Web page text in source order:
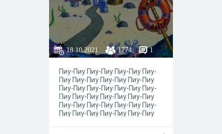
18.10.2021 1774 1
Пиу-Пиу Пиу-Пиу Пиу-Пиу Пиу-
Пиу Пиу-Пиу Пиу-Пиу Пиу-Пиу
Пиу-Пиу Пиу-Пиу Пиу-Пиу Пиу-
Пиу Пиу-Пиу Пиу-Пиу Пиу-Пиу
Пиу-Пиу Пиу-Пиу Пиу-Пиу Пиу-
Пиу Пиу-Пиу Пиу-Пиу Пиу-Пиу